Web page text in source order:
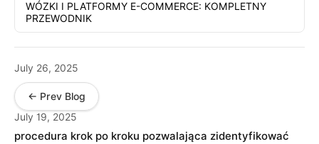
WÓZKI I PLATFORMY E-COMMERCE: KOMPLETNY
PRZEWODNIK
July 26, 2025
← Prev Blog
July 19, 2025
procedura krok po kroku pozwalająca zidentyfikować